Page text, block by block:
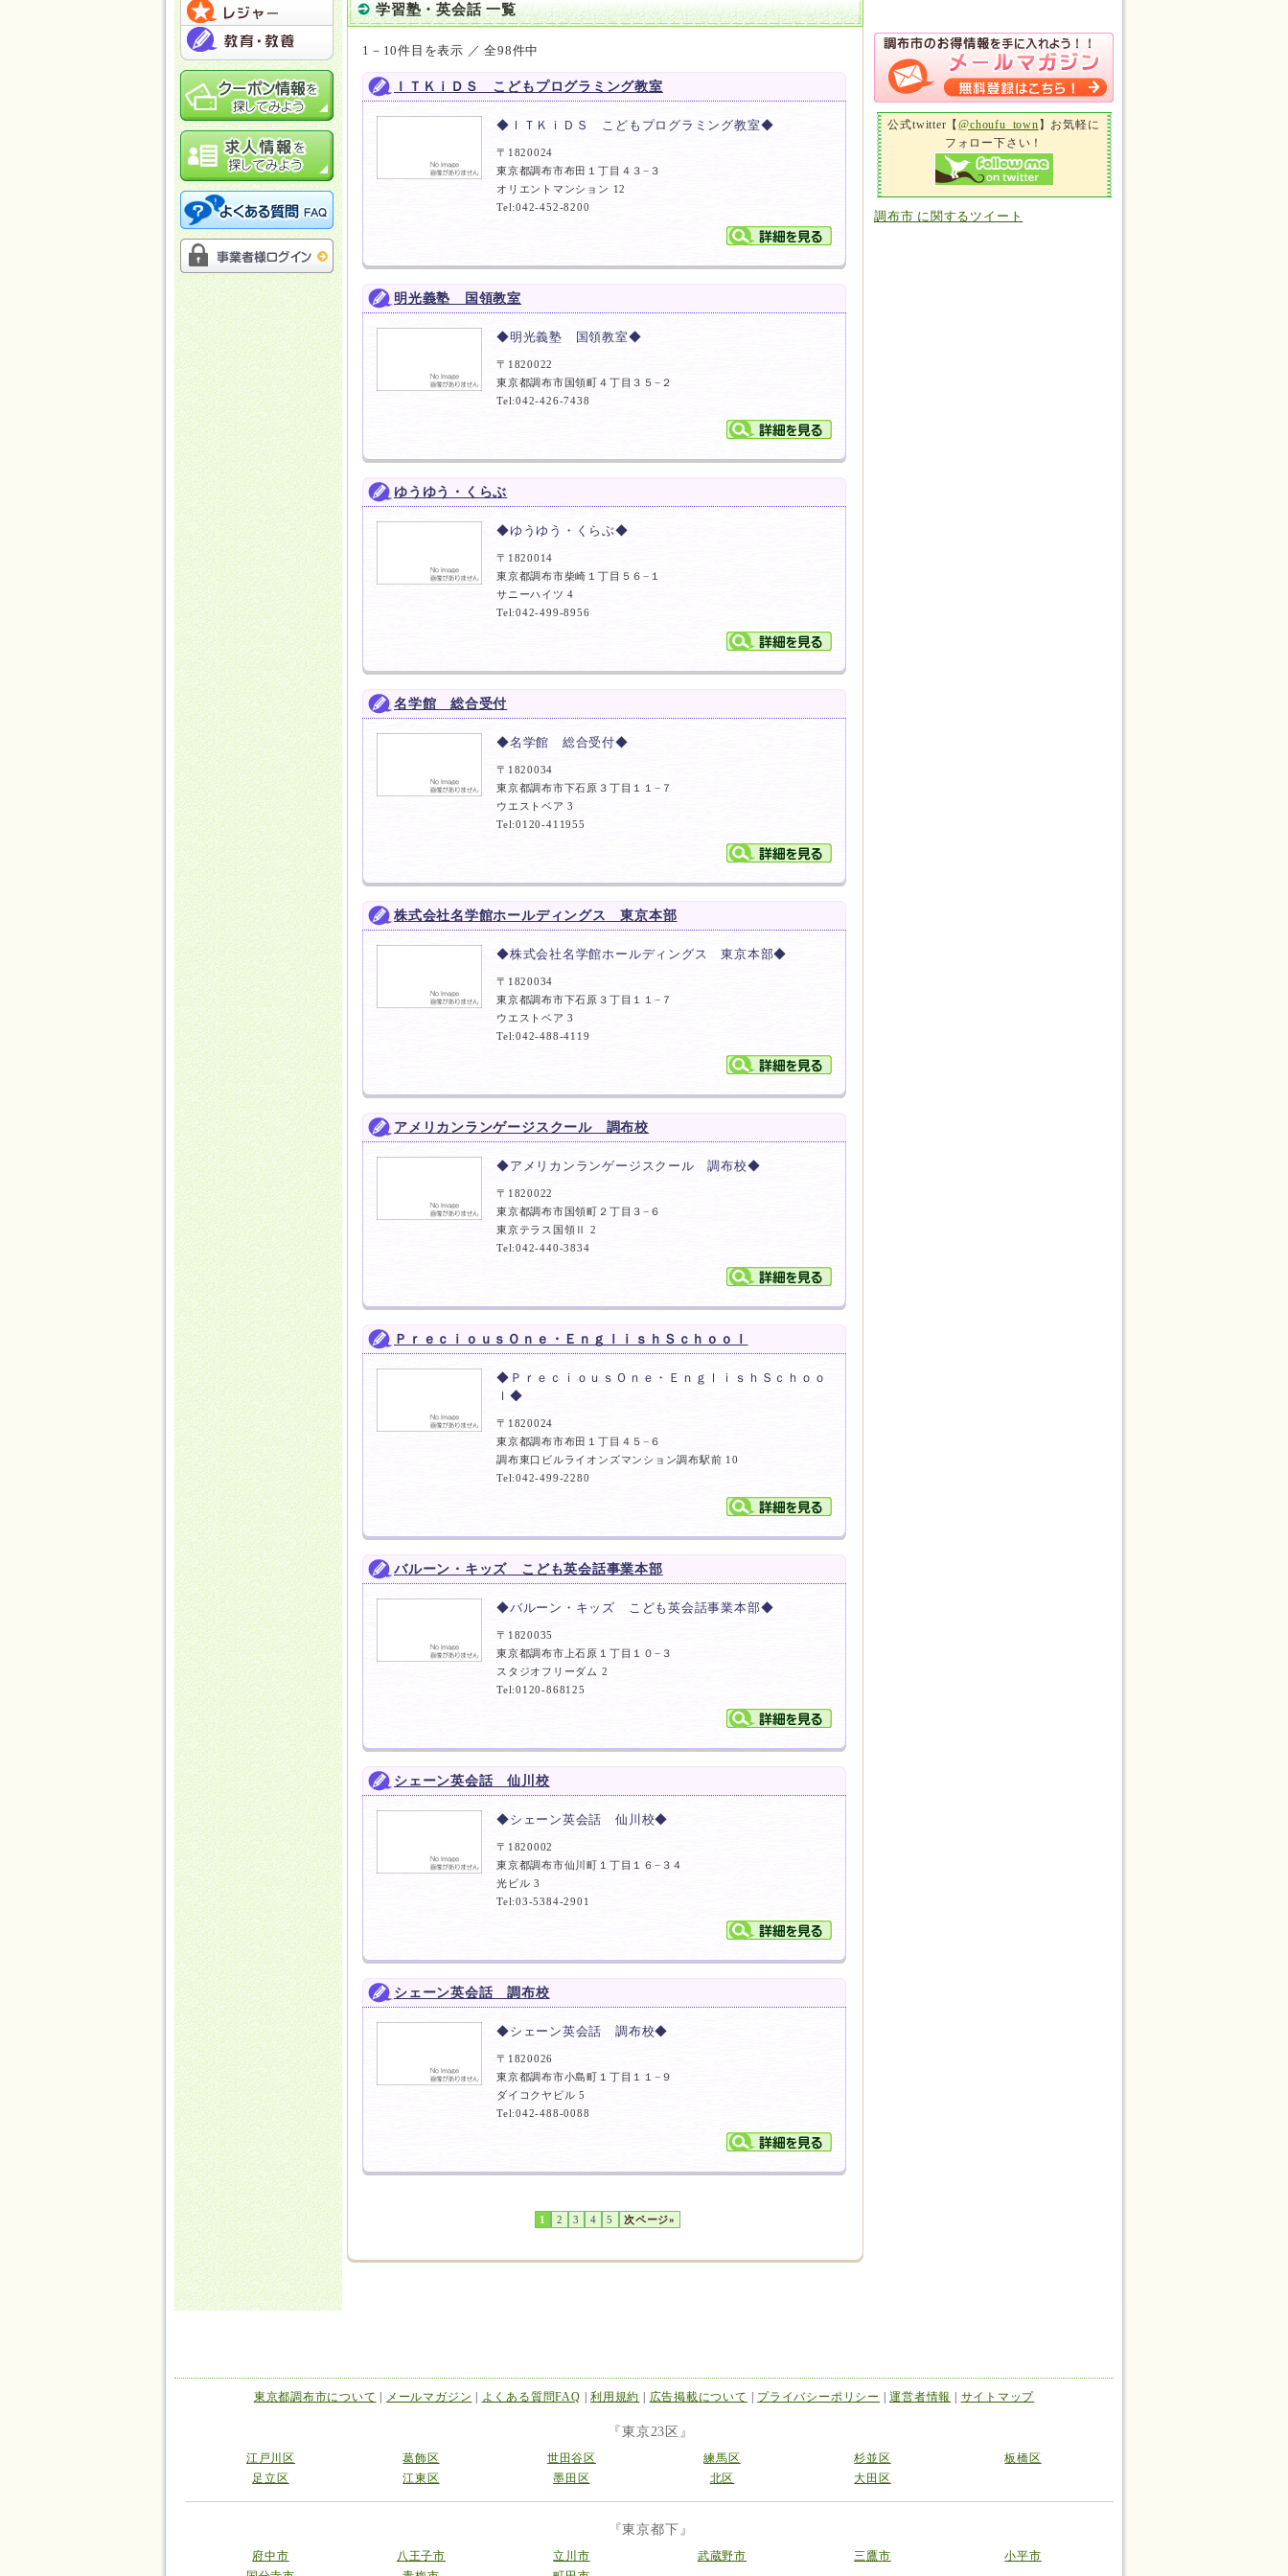
学習塾・英会話 一覧
1－10件目を表示 ／ 全98件中
ＩＴＫｉＤＳ こどもプログラミング教室
◆ＩＴＫｉＤＳ こどもプログラミング教室◆
〒1820024
東京都調布市布田１丁目４３−３
オリエントマンション 12
Tel:042-452-8200
明光義塾 国領教室
◆明光義塾 国領教室◆
〒1820022
東京都調布市国領町４丁目３５−２
Tel:042-426-7438
ゆうゆう・くらぶ
◆ゆうゆう・くらぶ◆
〒1820014
東京都調布市柴崎１丁目５６−１
サニーハイツ 4
Tel:042-499-8956
名学館 総合受付
◆名学館 総合受付◆
〒1820034
東京都調布市下石原３丁目１１−７
ウエストベア 3
Tel:0120-411955
株式会社名学館ホールディングス 東京本部
◆株式会社名学館ホールディングス 東京本部◆
〒1820034
東京都調布市下石原３丁目１１−７
ウエストベア 3
Tel:042-488-4119
アメリカンランゲージスクール 調布校
◆アメリカンランゲージスクール 調布校◆
〒1820022
東京都調布市国領町２丁目３−６
東京テラス国領Ⅱ 2
Tel:042-440-3834
ＰｒｅｃｉｏｕｓＯｎｅ・ＥｎｇｌｉｓｈＳｃｈｏｏｌ
◆ＰｒｅｃｉｏｕｓＯｎｅ・ＥｎｇｌｉｓｈＳｃｈｏｏ
ｌ◆
〒1820024
東京都調布市布田１丁目４５−６
調布東口ビルライオンズマンション調布駅前 10
Tel:042-499-2280
バルーン・キッズ こども英会話事業本部
◆バルーン・キッズ こども英会話事業本部◆
〒1820035
東京都調布市上石原１丁目１０−３
スタジオフリーダム 2
Tel:0120-868125
シェーン英会話 仙川校
◆シェーン英会話 仙川校◆
〒1820002
東京都調布市仙川町１丁目１６−３４
光ビル 3
Tel:03-5384-2901
シェーン英会話 調布校
◆シェーン英会話 調布校◆
〒1820026
東京都調布市小島町１丁目１１−９
ダイコクヤビル 5
Tel:042-488-0088
1 2 3 4 5 次ページ»
公式twitter【@choufu_town 】お気軽に
フォロー下さい！
調布市 に関するツイート
東京都調布市について メールマガジン よくある質問FAQ |利用規約 広告掲載について プライバシーポリシー |運営者情報 サイトマップ
『東京23区』
江戸川区 葛飾区 世田谷区 練馬区 杉並区
板橋区
足立区
江東区 墨田区 北区 大田区
『東京都下』
府中市 八王子市 立川市 武蔵野市 三鷹市
小平市